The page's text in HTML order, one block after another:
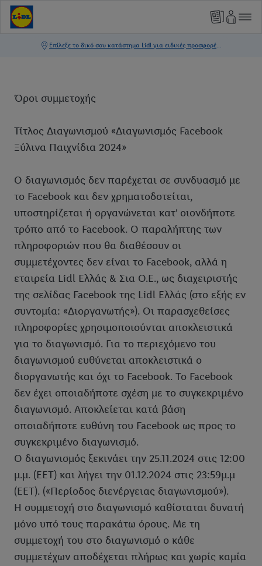
Όροι συμμετοχής
Τίτλος Διαγωνισμού «Διαγωνισμός Facebook
Ξύλινα Παιχνίδια 2024»
Ο διαγωνισμός δεν παρέχεται σε συνδυασμό με
το Facebook και δεν χρηματοδοτείται,
υποστηρίζεται ή οργανώνεται κατ' οιονδήποτε
τρόπο από το Facebook. Ο παραλήπτης των
πληροφοριών που θα διαθέσουν οι
συμμετέχοντες δεν είναι το Facebook, αλλά η
εταιρεία Lidl Ελλάς & Σια Ο.Ε., ως διαχειριστής
της σελίδας Facebook της Lidl Ελλάς (στο εξής εν
συντομία: «Διοργανωτής»). Οι παρασχεθείσες
πληροφορίες χρησιμοποιούνται αποκλειστικά
για το διαγωνισμό. Για το περιεχόμενο του
διαγωνισμού ευθύνεται αποκλειστικά ο
διοργανωτής και όχι το Facebook. Το Facebook
δεν έχει οποιαδήποτε σχέση με το συγκεκριμένο
διαγωνισμό. Αποκλείεται κατά βάση
οποιαδήποτε ευθύνη του Facebook ως προς το
συγκεκριμένο διαγωνισμό.
Ο διαγωνισμός ξεκινάει την 25.11.2024 στις 12:00
μ.μ. (EET) και λήγει την 01.12.2024 στις 23:59μ.μ
(EET). («Περίοδος διενέργειας διαγωνισμού»).
Η συμμετοχή στο διαγωνισμό καθίσταται δυνατή
μόνο υπό τους παρακάτω όρους. Με τη
συμμετοχή του στο διαγωνισμό ο κάθε
συμμετέχων αποδέχεται πλήρως και χωρίς καμία